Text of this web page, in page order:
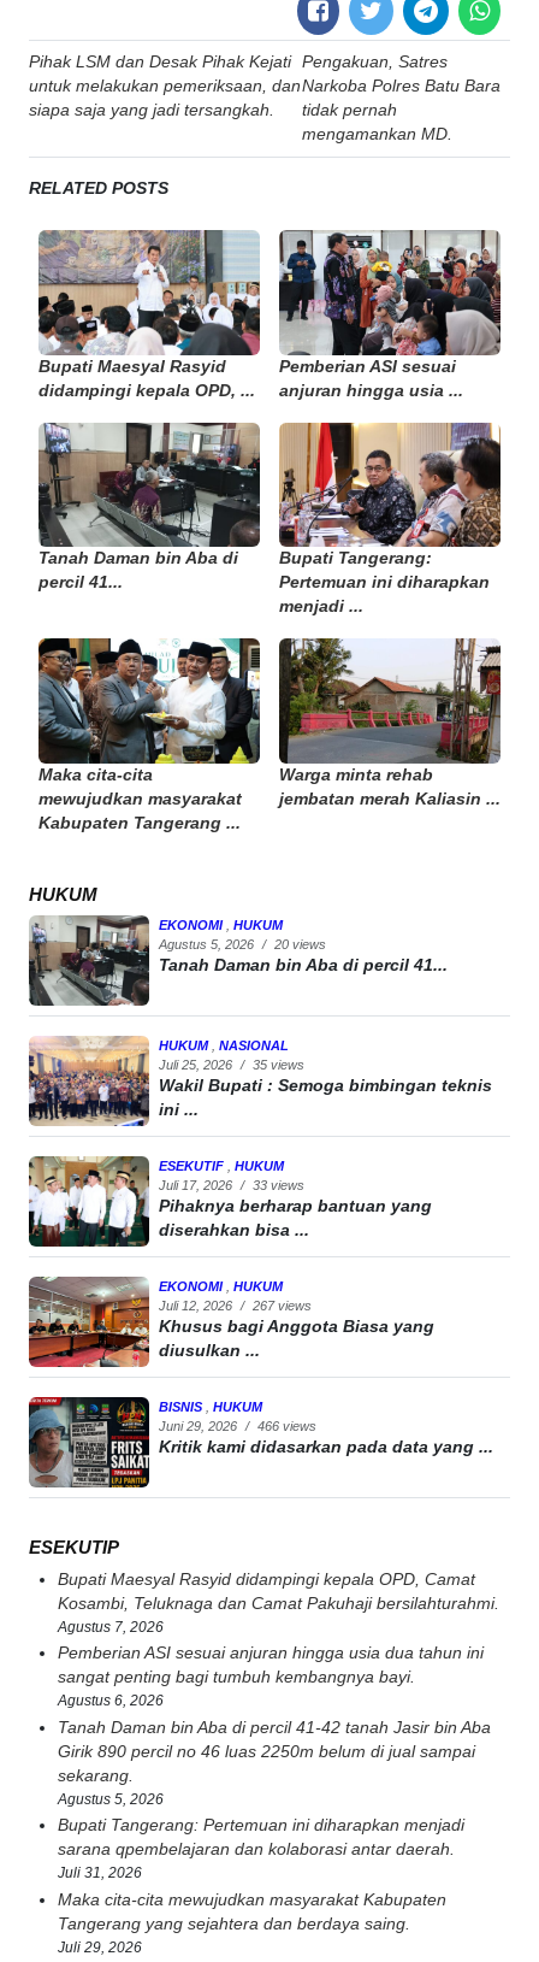
Post
navigation
Pihak LSM dan Desak Pihak Kejati
untuk melakukan pemeriksaan, dan
siapa saja yang jadi tersangkah.
Pengakuan, Satres
Narkoba Polres Batu Bara
tidak pernah
mengamankan MD.
RELATED POSTS
Bupati Maesyal Rasyid
didampingi kepala OPD, ...
Pemberian ASI sesuai
anjuran hingga usia ...
Tanah Daman bin Aba di
percil 41...
Bupati Tangerang:
Pertemuan ini diharapkan
menjadi ...
Maka cita-cita
mewujudkan masyarakat
Kabupaten Tangerang ...
Warga minta rehab
jembatan merah Kaliasin ...
HUKUM
EKONOMI
HUKUM
Agustus 5, 2026 / 20 views
Tanah Daman bin Aba di percil 41...
HUKUM
NASIONAL
Juli 25, 2026 / 35 views
Wakil Bupati : Semoga bimbingan teknis
ini ...
ESEKUTIF
HUKUM
Juli 17, 2026 / 33 views
Pihaknya berharap bantuan yang
diserahkan bisa ...
EKONOMI
HUKUM
Juli 12, 2026 / 267 views
Khusus bagi Anggota Biasa yang
diusulkan ...
BISNIS
HUKUM
Juni 29, 2026 / 466 views
Kritik kami didasarkan pada data yang ...
ESEKUTIP
Bupati Maesyal Rasyid didampingi kepala OPD, Camat
Kosambi, Teluknaga dan Camat Pakuhaji bersilahturahmi.
Agustus 7, 2026
Pemberian ASI sesuai anjuran hingga usia dua tahun ini
sangat penting bagi tumbuh kembangnya bayi.
Agustus 6, 2026
Tanah Daman bin Aba di percil 41-42 tanah Jasir bin Aba
Girik 890 percil no 46 luas 2250m belum di jual sampai
sekarang.
Agustus 5, 2026
Bupati Tangerang: Pertemuan ini diharapkan menjadi
sarana qpembelajaran dan kolaborasi antar daerah.
Juli 31, 2026
Maka cita-cita mewujudkan masyarakat Kabupaten
Tangerang yang sejahtera dan berdaya saing.
Juli 29, 2026